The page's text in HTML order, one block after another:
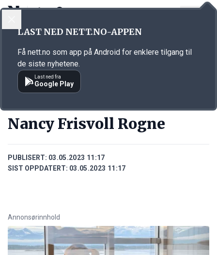
Annonsørinnhold
Nancy Frisvoll Rogne
PUBLISERT: 03.05.2023 11:17
SIST OPPDATERT: 03.05.2023 11:17
Annonsørinnhold
LAST NED NETT.NO-APPEN
Få nett.no som app på Android for enklere tilgang til
de siste nyhetene.
Last ned fra
Google Play